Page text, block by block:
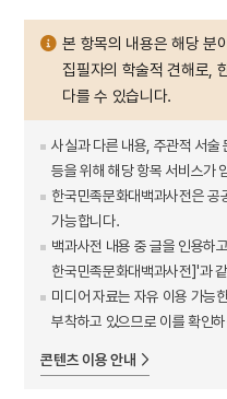
본 항목의 내용은 해당 분
집필자의 학술적 견해로,
다를 수 있습니다.
사실과 다른 내용, 주관적 서술
등을 위해 해당 항목 서비스가
한국민족문화대백과사전은 공
가능합니다.
백과사전 내용 중 글을 인용하
한국민족문화대백과사전]'과
미디어 자료는 자유 이용 가능
부착하고 있으므로 이를 확인
콘텐츠 이용 안내